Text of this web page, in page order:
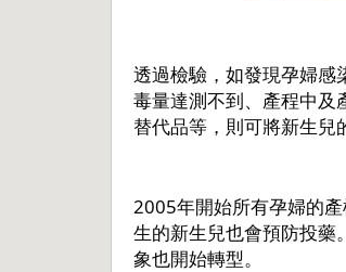
透過檢驗，如發現孕婦感
毒量達測不到、產程中及
替代品等，則可將新生兒
2005年開始所有孕婦的
生的新生兒也會預防投藥
象也開始轉型。